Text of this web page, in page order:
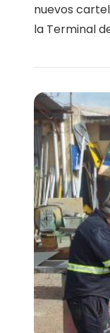
nuevos
la Terminal